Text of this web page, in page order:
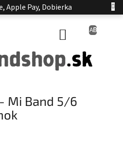
Apple Pay, Dobierka
NÁKUPNÝ
Mi Band 5/6